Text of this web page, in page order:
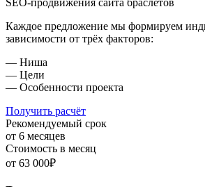
SEO-продвижения сайта браслетов
Каждое предложение мы формируем
зависимости от трёх факторов:
— Ниша
— Цели
— Особенности проекта
Получить расчёт
Рекомендуемый срок
от 6 месяцев
Стоимость в месяц
от 63 000₽